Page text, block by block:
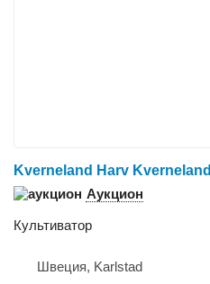
Kverneland Harv Kverneland
Аукцион
Культиватор
Швеция, Karlstad